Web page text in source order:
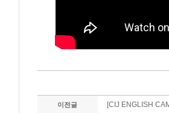
이전글 [CIJ ENGLISH